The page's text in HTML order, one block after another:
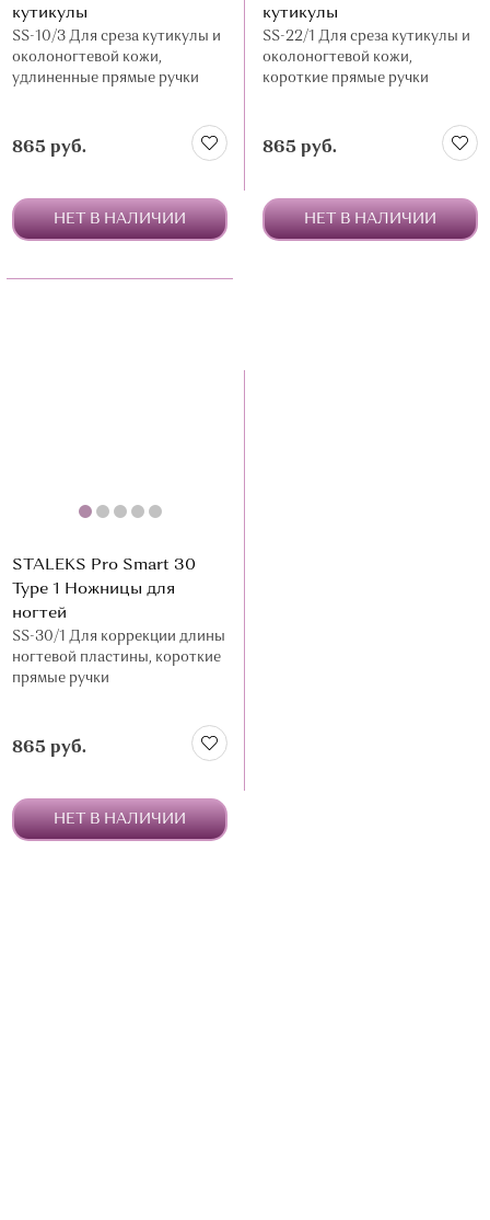
кутикулы
SS-10/3 Для среза кутикулы и
околоногтевой кожи,
удлиненные прямые ручки
865 руб.
НЕТ В НАЛИЧИИ
кутикулы
SS-22/1 Для среза кутикулы и
околоногтевой кожи,
короткие прямые ручки
865 руб.
НЕТ В НАЛИЧИИ
STALEKS Pro Smart 30
Type 1 Ножницы для
ногтей
SS-30/1 Для коррекции длины
ногтевой пластины, короткие
прямые ручки
865 руб.
НЕТ В НАЛИЧИИ